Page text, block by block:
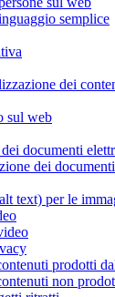
semplice
dei
sul web
documenti
dei documenti
text) per le
prodotti
non